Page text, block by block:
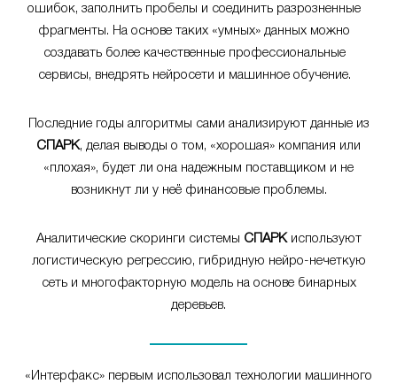
ошибок, заполнить пробелы и соединить разрозненные
фрагменты. На основе таких «умных» данных можно
создавать более качественные профессиональные
сервисы, внедрять нейросети и машинное обучение.
Последние годы алгоритмы сами анализируют данные из
СПАРК, делая выводы о том, «хорошая» компания или
«плохая», будет ли она надежным поставщиком и не
возникнут ли у неё финансовые проблемы.
Аналитические скоринги системы СПАРКиспользуют
логистическую регрессию, гибридную нейро-нечеткую
сеть и многофакторную модель на основе бинарных
деревьев.
«Интерфакс» первым использовал технологии машинного